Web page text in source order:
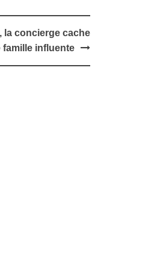
la concierge cache
famille influente